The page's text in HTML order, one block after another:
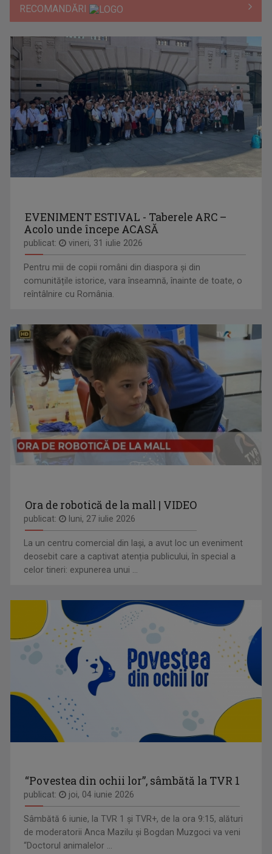
RECOMANDĂRI
EVENIMENT ESTIVAL - Taberele ARC –
Acolo unde începe ACASĂ
publicat: vineri, 31 iulie 2026
Pentru mii de copii români din diaspora și din
comunitățile istorice, vara înseamnă, înainte de toate, o
reîntâlnire cu România.
Ora de robotică de la mall | VIDEO
publicat: luni, 27 iulie 2026
La un centru comercial din Iași, a avut loc un eveniment
deosebit care a captivat atenția publicului, în special a
celor tineri: expunerea unui ...
“Povestea din ochii lor”, sâmbătă la TVR 1
publicat: joi, 04 iunie 2026
Sâmbătă 6 iunie, la TVR 1 și TVR+, de la ora 9:15, alături
de moderatorii Anca Mazilu şi Bogdan Muzgoci va veni
“Doctorul animalelor ...